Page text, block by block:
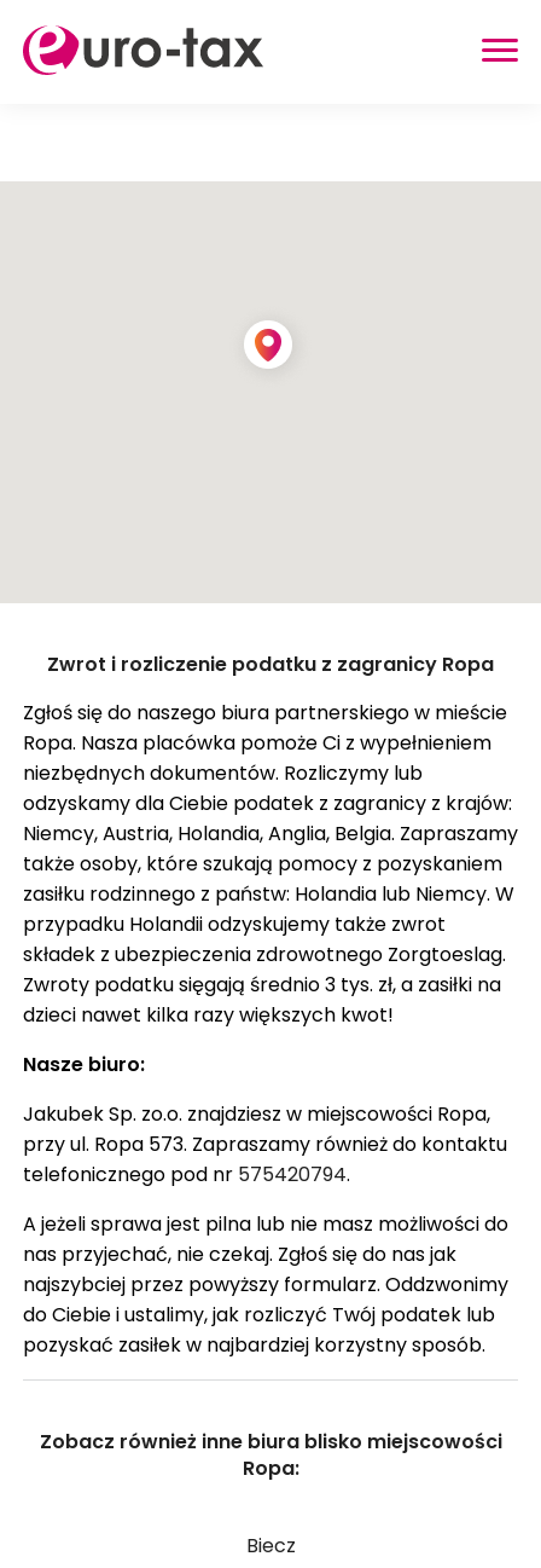
KROK PO KROKU
FAQ
SŁOWNIK
O NAS
KARIERA
DLA FIRM
BLOG
KONTAKT
Pokaż trasę
Zwrot i rozliczenie podatku z zagranicy Ropa
Zgłoś się do naszego biura partnerskiego w mieście
Ropa. Nasza placówka pomoże Ci z wypełnieniem
niezbędnych dokumentów. Rozliczymy lub
odzyskamy dla Ciebie podatek z zagranicy z krajów:
Niemcy, Austria, Holandia, Anglia, Belgia. Zapraszamy
także osoby, które szukają pomocy z pozyskaniem
zasiłku rodzinnego z państw: Holandia lub Niemcy. W
przypadku Holandii odzyskujemy także zwrot
składek z ubezpieczenia zdrowotnego Zorgtoeslag.
Zwroty podatku sięgają średnio 3 tys. zł, a zasiłki na
dzieci nawet kilka razy większych kwot!
Nasze biuro:
Jakubek Sp. zo.o. znajdziesz w miejscowości Ropa,
przy ul. Ropa 573. Zapraszamy również do kontaktu
telefonicznego pod nr 575420794.
A jeżeli sprawa jest pilna lub nie masz możliwości do
nas przyjechać, nie czekaj. Zgłoś się do nas jak
najszybciej przez powyższy formularz. Oddzwonimy
do Ciebie i ustalimy, jak rozliczyć Twój podatek lub
pozyskać zasiłek w najbardziej korzystny sposób.
Zobacz również inne biura blisko miejscowości
Ropa:
Biecz